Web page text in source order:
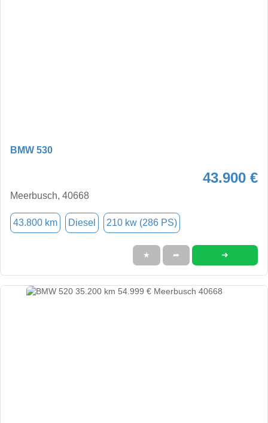
BMW 530
43.900 €
Meerbusch, 40668
43.800 km Diesel 210 kw (286 PS)
★ ➦ ➜